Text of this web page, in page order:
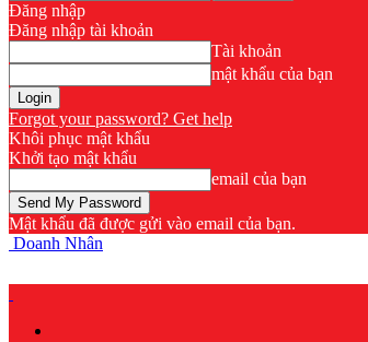
Đăng nhập
Đăng nhập tài khoản
Tài khoản
mật khẩu của bạn
Forgot your password? Get help
Khôi phục mật khẩu
Khởi tạo mật khẩu
email của bạn
Mật khẩu đã được gửi vào email của bạn.
Doanh Nhân